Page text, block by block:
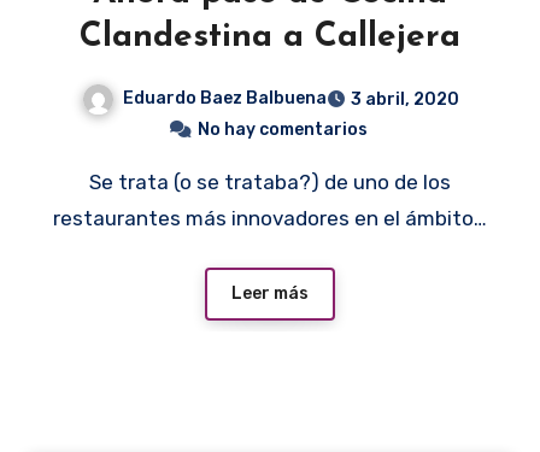
Clandestina a Callejera
Eduardo Baez Balbuena
3 abril, 2020
No hay comentarios
Se trata (o se trataba?) de uno de los
restaurantes más innovadores en el ámbito…
Leer más